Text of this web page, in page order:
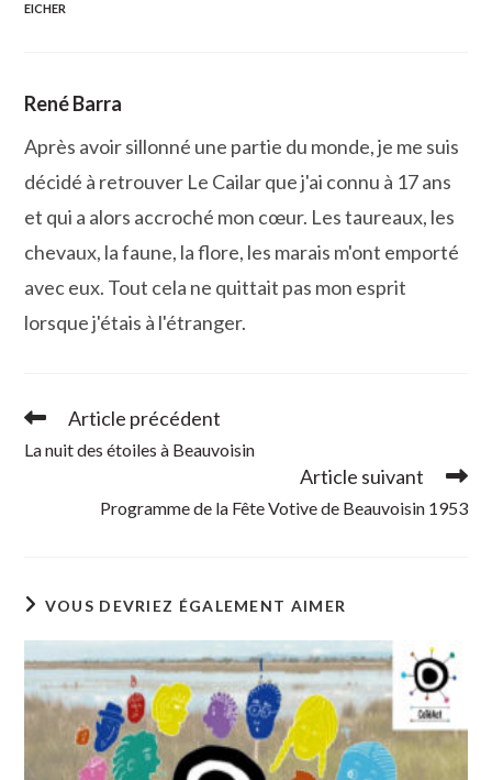
EICHER
René Barra
Après avoir sillonné une partie du monde, je me suis
décidé à retrouver Le Cailar que j'ai connu à 17 ans
et qui a alors accroché mon cœur. Les taureaux, les
chevaux, la faune, la flore, les marais m'ont emporté
avec eux. Tout cela ne quittait pas mon esprit
lorsque j'étais à l'étranger.
Read
articles
Article précédent
La nuit des étoiles à Beauvoisin
Article suivant
Programme de la Fête Votive de Beauvoisin 1953
VOUS DEVRIEZ ÉGALEMENT AIMER